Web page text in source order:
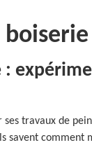
:
ses travaux de
savent comment